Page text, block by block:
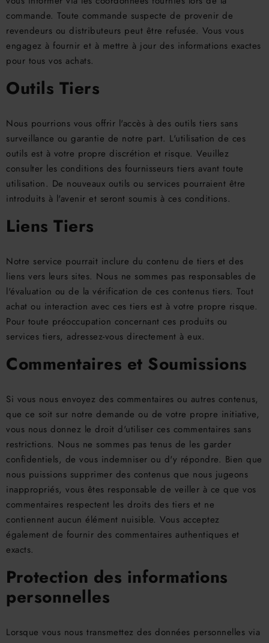
commande. Toute commande suspecte de provenir de
revendeurs ou distributeurs peut être refusée. Vous vous
engagez à fournir et à mettre à jour des informations exactes
pour tous vos achats.
Outils Tiers
Nous pourrions vous offrir l'accès à des outils tiers sans
surveillance ou garantie de notre part. L'utilisation de ces
outils est à votre propre discrétion et risque. Veuillez
consulter les conditions des fournisseurs tiers avant toute
utilisation. De nouveaux outils ou services pourraient être
introduits à l'avenir et seront soumis à ces conditions.
Liens Tiers
Notre service pourrait inclure du contenu de tiers et des
liens vers leurs sites. Nous ne sommes pas responsables de
l'évaluation ou de la vérification de ces contenus tiers. Tout
achat ou interaction avec ces tiers est à votre propre risque.
Pour toute préoccupation concernant ces produits ou
services tiers, adressez-vous directement à eux.
Commentaires et Soumissions
Si vous nous envoyez des commentaires ou autres contenus,
que ce soit sur notre demande ou de votre propre initiative,
vous nous donnez le droit d'utiliser ces commentaires sans
restrictions. Nous ne sommes pas tenus de les garder
confidentiels, de vous indemniser ou d'y répondre. Bien que
nous puissions supprimer des contenus que nous jugeons
inappropriés, vous êtes responsable de veiller à ce que vos
commentaires respectent les droits des tiers et ne
contiennent aucun élément nuisible. Vous acceptez
également de fournir des commentaires authentiques et
exacts.
Protection des informations
personnelles
Lorsque vous nous transmettez des données personnelles via